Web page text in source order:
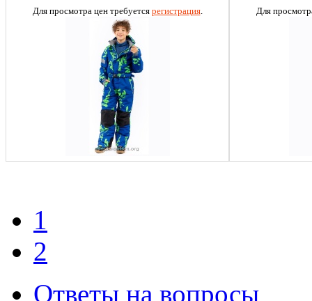
Для просмотра цен требуется регистрация. Для
1
2
Ответы на вопросы